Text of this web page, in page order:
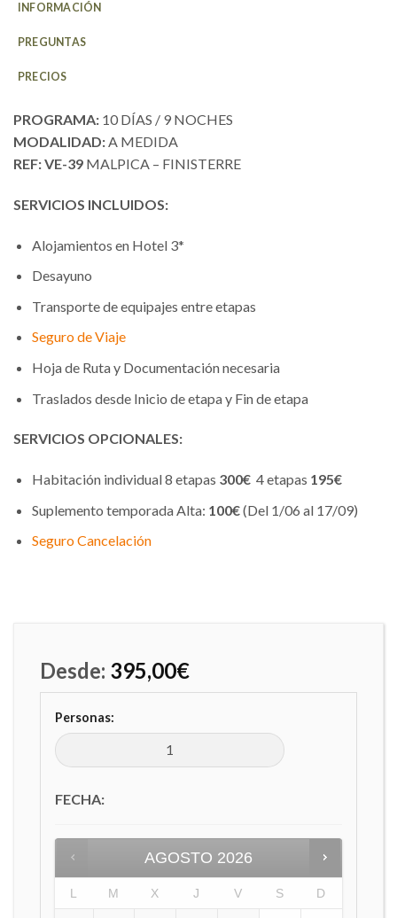
INFORMACIÓN
PREGUNTAS
PRECIOS
PROGRAMA: 10 DÍAS / 9 NOCHES
MODALIDAD:A MEDIDA
REF: VE-39 MALPICA – FINISTERRE
SERVICIOS INCLUIDOS:
Alojamientos en Hotel 3*
Desayuno
Transporte de equipajes entre etapas
Seguro de Viaje
Hoja de Ruta y Documentación necesaria
Traslados desde Inicio de etapa y Fin de etapa
SERVICIOS OPCIONALES:
Habitación individual 8 etapas 300€ 4 etapas 195€
Suplemento temporada Alta: 100€(Del 1/06 al 17/09)
Seguro Cancelación
Desde: 395,00€
Personas:
FECHA:
AGOSTO 2026
L M X J V S D